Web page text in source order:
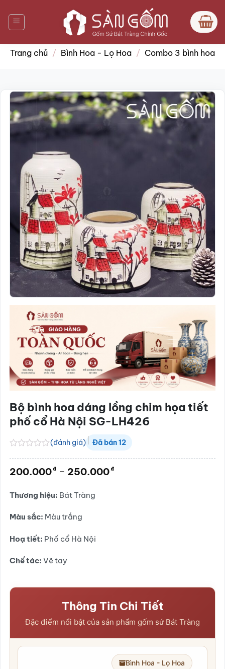
qua
nội
dung
Trang chủ / Bình Hoa - Lọ Hoa / Combo 3 bình hoa
Bộ bình hoa dáng lồng chim họa tiết
phố cổ Hà Nội SG-LH426
hạng
sao
(đánh giá) Đã bán12
200.000₫ – 250.000₫Khoảng
Thương hiệu: Bát Tràng
Màu sắc: Màu trắng
Hoạ tiết: Phố cổ Hà Nội
Chế tác: Vẽ tay
Thông Tin Chi Tiết
Đặc điểm nổi bật của sản phẩm gốm sứ Bát Tràng
Bình Hoa - Lọ Hoa